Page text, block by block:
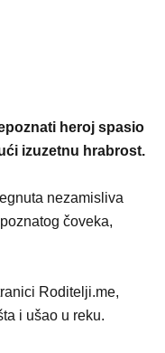
heroj spasio
izuzetnu hrabrost.
nezamisliva
čoveka,
Roditelji.me,
i ušao u reku.